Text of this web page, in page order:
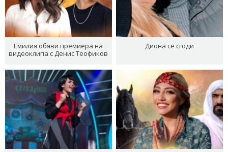
Емилия обяви премиера на
видеоклипа с Денис Теофиков
Диона се сгоди